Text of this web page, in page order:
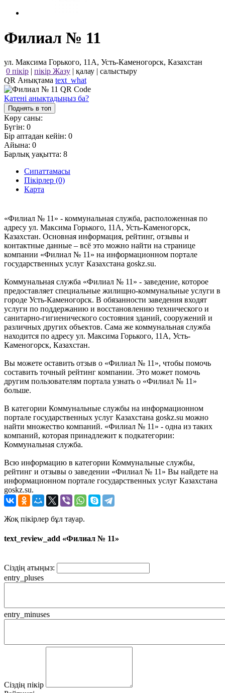
Филиал № 11
ул. Максима Горького, 11А, Усть-Каменогорск, Казахстан
0 пікір | пікір Жазу | қалау | салыстыру
QR Анықтама text_what
Қатені анықтадыңыз ба?
Поднять в топ
Көру саны:
Бүгін: 0
Бір аптадан кейін: 0
Айына: 0
Барлық уақытта: 8
Сипаттамасы
Пікірлер (0)
Карта
«Филиал № 11» - коммунальная служба, расположенная по
адресу ул. Максима Горького, 11А, Усть-Каменогорск,
Казахстан. Основная информация, рейтинг, отзывы и
контактные данные – всё это можно найти на странице
компании «Филиал № 11» на информационном портале
государственных услуг Казахстана goskz.su.
Коммунальная служба «Филиал № 11» - заведение, которое
предоставляет специальные жилищно-коммунальные услуги в
городе Усть-Каменогорск. В обязанности заведения входят
услуги по поддержанию и восстановлению технического и
санитарно-гигиенического состояния зданий, сооружений и
различных других объектов. Сама же коммунальная служба
находится по адресу ул. Максима Горького, 11А, Усть-
Каменогорск, Казахстан.
Вы можете оставить отзыв о «Филиал № 11», чтобы помочь
составить точный рейтинг компании. Это может помочь
другим пользователям портала узнать о «Филиал № 11»
больше.
В категории Коммунальные службы на информационном
портале государственных услуг Казахстана goskz.su можно
найти множество компаний. «Филиал № 11» - одна из таких
компаний, которая принадлежит к подкатегории:
Коммунальная служба.
Всю информацию в категории Коммунальные службы,
рейтинг и отзывы о заведении «Филиал № 11» Вы найдете на
информационном портале государственных услуг Казахстана
goskz.su.
Жоқ пікірлер бұл тауар.
text_review_add «Филиал № 11»
Сіздің атыңыз:
entry_pluses
entry_minuses
Сіздің пікір